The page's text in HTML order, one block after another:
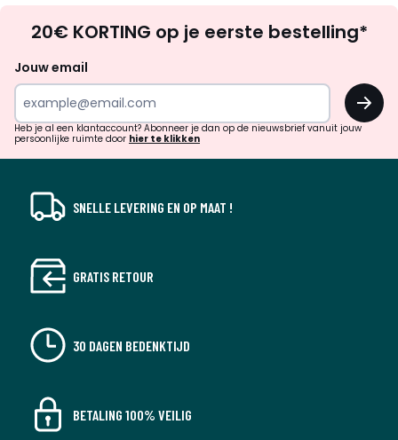
zoek
inspiratie
verrassingen?
20€ KORTING op je eerste bestelling*
Jouw email
OK
Heb je al een klantaccount? Abonneer je dan op de nieuwsbrief vanuit jouw
persoonlijke ruimte door hier te klikken
SNELLE LEVERING EN OP MAAT !
GRATIS RETOUR
30 DAGEN BEDENKTIJD
BETALING 100% VEILIG